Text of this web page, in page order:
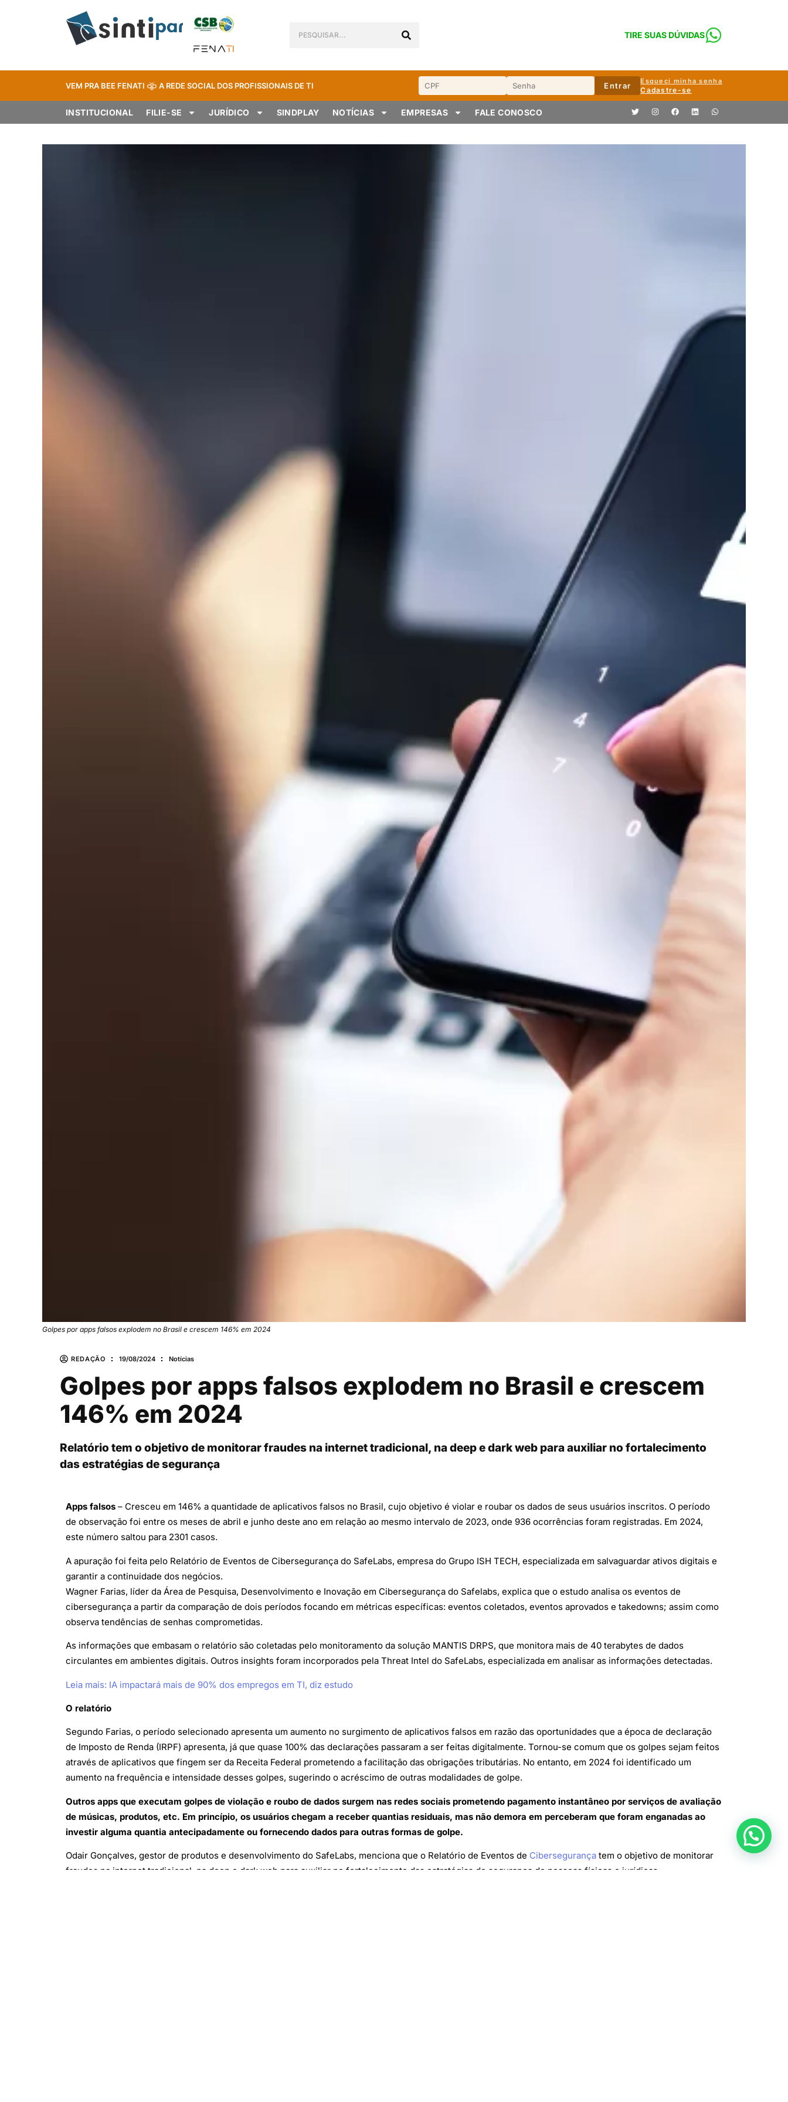
TIRE SUAS DÚVIDAS
VEM PRA BEE FENATI A REDE SOCIAL DOS PROFISSIONAIS DE TI Entrar Esqueci minha senha
Cadastre-se
INSTITUCIONAL FILIE-SE JURÍDICO SINDPLAY NOTÍCIAS EMPRESAS FALE CONOSCO
Golpes por apps falsos explodem no Brasil e crescem 146% em 2024
REDAÇÃO 19/08/2024 Notícias
Golpes por apps falsos explodem no Brasil e crescem
146% em 2024
Relatório tem o objetivo de monitorar fraudes na internet tradicional, na deep e dark web para auxiliar no fortalecimento
das estratégias de segurança
Apps falsos – Cresceu em 146% a quantidade de aplicativos falsos no Brasil, cujo objetivo é violar e roubar os dados de seus usuários inscritos. O período
de observação foi entre os meses de abril e junho deste ano em relação ao mesmo intervalo de 2023, onde 936 ocorrências foram registradas. Em 2024,
este número saltou para 2301 casos.
A apuração foi feita pelo Relatório de Eventos de Cibersegurança do SafeLabs, empresa do Grupo ISH TECH, especializada em salvaguardar ativos digitais e
garantir a continuidade dos negócios.
Wagner Farias, líder da Área de Pesquisa, Desenvolvimento e Inovação em Cibersegurança do Safelabs, explica que o estudo analisa os eventos de
cibersegurança a partir da comparação de dois períodos focando em métricas específicas: eventos coletados, eventos aprovados e takedowns; assim como
observa tendências de senhas comprometidas.
As informações que embasam o relatório são coletadas pelo monitoramento da solução MANTIS DRPS, que monitora mais de 40 terabytes de dados
circulantes em ambientes digitais. Outros insights foram incorporados pela Threat Intel do SafeLabs, especializada em analisar as informações detectadas.
Leia mais: IA impactará mais de 90% dos empregos em TI, diz estudo
O relatório
Segundo Farias, o período selecionado apresenta um aumento no surgimento de aplicativos falsos em razão das oportunidades que a época de declaração
de Imposto de Renda (IRPF) apresenta, já que quase 100% das declarações passaram a ser feitas digitalmente. Tornou-se comum que os golpes sejam feitos
através de aplicativos que fingem ser da Receita Federal prometendo a facilitação das obrigações tributárias. No entanto, em 2024 foi identificado um
aumento na frequência e intensidade desses golpes, sugerindo o acréscimo de outras modalidades de golpe.
Outros apps que executam golpes de violação e roubo de dados surgem nas redes sociais prometendo pagamento instantâneo por serviços de avaliação
de músicas, produtos, etc. Em princípio, os usuários chegam a receber quantias residuais, mas não demora em perceberam que foram enganadas ao
investir alguma quantia antecipadamente ou fornecendo dados para outras formas de golpe.
Odair Gonçalves, gestor de produtos e desenvolvimento do SafeLabs, menciona que o Relatório de Eventos de Cibersegurança tem o objetivo de monitorar
fraudes na internet tradicional, na deep e dark web para auxiliar no fortalecimento das estratégias de segurança de pessoas físicas e jurídicas.